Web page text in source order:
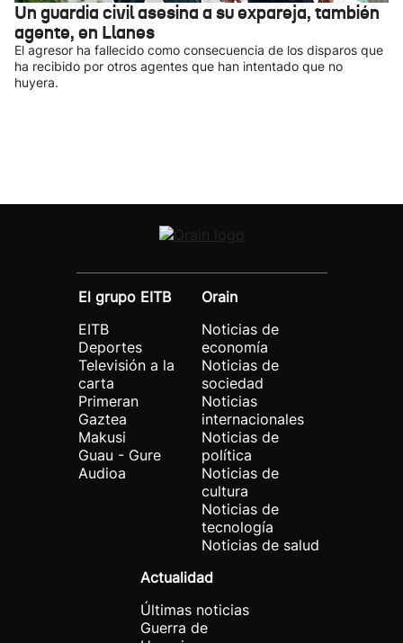
Un guardia civil asesina a su expareja, también
agente, en Llanes
El agresor ha fallecido como consecuencia de los disparos que
ha recibido por otros agentes que han intentado que no
huyera.
El grupo EITB
EITB
Deportes
Televisión a la
carta
Primeran
Gaztea
Makusi
Guau - Gure
Audioa
Orain
Noticias de
economía
Noticias de
sociedad
Noticias
internacionales
Noticias de
política
Noticias de
cultura
Noticias de
tecnología
Noticias de salud
Actualidad
Últimas noticias
Guerra de